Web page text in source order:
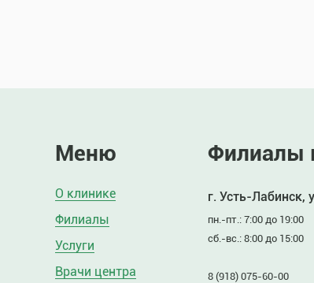
Меню
О клинике
Филиалы
Услуги
Врачи центра
Филиалы
г. Усть-Лабинск,
пн.-пт.: 7:00 до 19:00
сб.-вс.: 8:00 до 15:00
8 (918) 075-60-00